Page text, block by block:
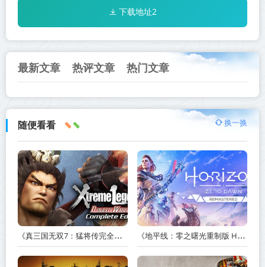
下载地址2
最新文章 热评文章 热门文章
随便看看 换一换
《真三国无双7：猛将传完全版 DYNASTY WARRIORS 7: Xtreme Legends Complete Edition》Build.3602035-免安装中文版【PC/手机双端】丨中文版 《地平线：零之曙光重制版 Horizon Zero Dawn Remastered》v1.5.89.0-送修改器丨中文版网盘下载